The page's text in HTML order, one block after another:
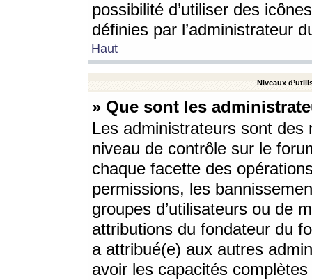
possibilité d’utiliser des
définies par l’administrateur
Haut
Niveaux
» Que sont les
Les administrateurs sont
niveau de contrôle sur le
chaque facette des
permissions, les
groupes d’utilisateurs ou de
attributions du fondateur du
a attribué(e) aux autres
avoir les capacités